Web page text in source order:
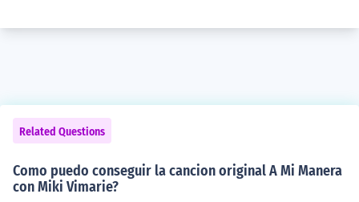
Related Questions
Como puedo conseguir la cancion original A Mi Manera
con Miki Vimarie?